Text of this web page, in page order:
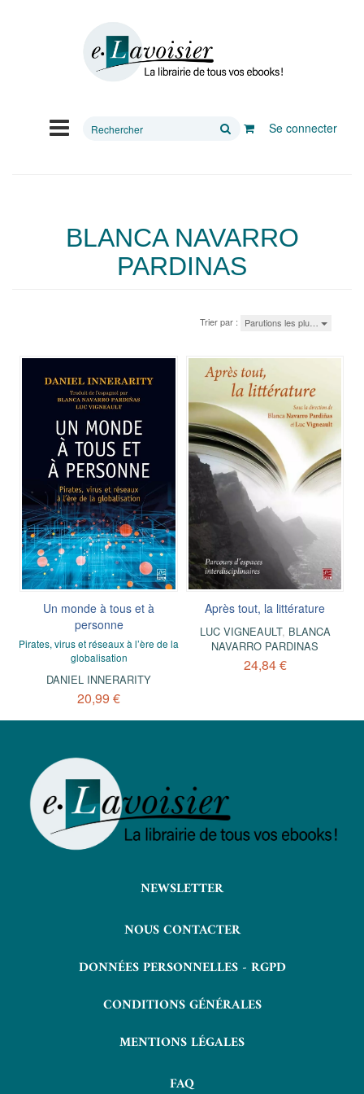
Rechercher
Se connecter
BLANCA NAVARRO
PARDINAS
Trier par : Parutions les plu…
Un monde à tous et à
personne
Pirates, virus et réseaux à l’ère de la
globalisation
DANIEL INNERARITY
20,99 €
Après tout, la littérature
LUC VIGNEAULT, BLANCA
NAVARRO PARDINAS
24,84 €
NEWSLETTER
NOUS CONTACTER
DONNÉES PERSONNELLES - RGPD
CONDITIONS GÉNÉRALES
MENTIONS LÉGALES
FAQ